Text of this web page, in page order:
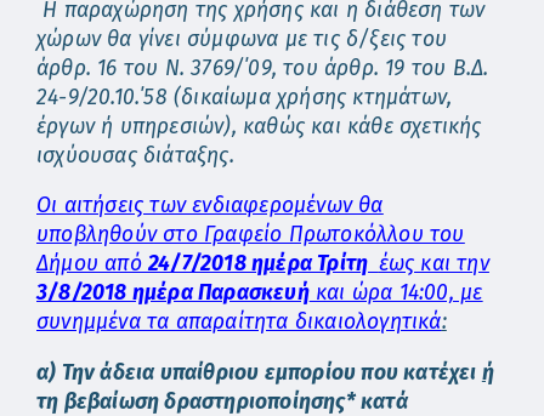
Η παραχώρηση της χρήσης και η διάθεση των
χώρων θα γίνει σύμφωνα με τις δ/ξεις του
άρθρ. 16 του Ν. 3769/΄09, του άρθρ. 19 του Β.Δ.
24-9/20.10.΄58 (δικαίωμα χρήσης κτημάτων,
έργων ή υπηρεσιών), καθώς και κάθε σχετικής
ισχύουσας διάταξης.
Οι αιτήσεις των ενδιαφερομένων θα
υποβληθούν στο Γραφείο Πρωτοκόλλου του
Δήμου από24/7/2018 ημέρα Τρίτη έως και την
3/8/2018 ημέρα Παρασκευήκαι ώρα 14:00, με
συνημμένα τα απαραίτητα δικαιολογητικά:
α) Την άδεια υπαίθριου εμπορίου που κατέχει ή
τη βεβαίωση δραστηριοποίησης* κατά